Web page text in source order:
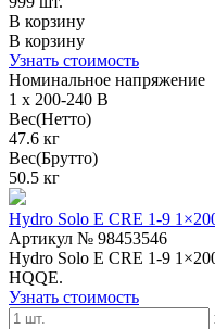
В корзину
В корзину
Узнать стоимость
Номинальное напряжение
1 x 200-240 В
Вес(Нетто)
47.6 кг
Вес(Брутто)
50.5 кг
Hydro Solo E CRE 1-9
Артикул № 98453546
Hydro Solo E CRE 1-9
HQQE.
Узнать стоимость